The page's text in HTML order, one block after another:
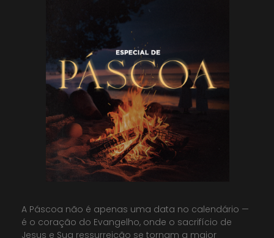
A Páscoa não é apenas uma data no calendário —
é o coração do Evangelho, onde o sacrifício de
Jesus e Sua ressurreição se tornam a maior